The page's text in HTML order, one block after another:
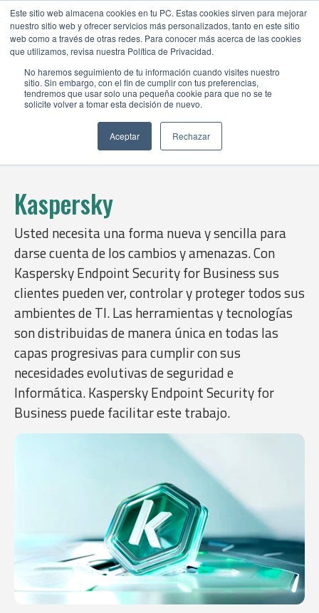
Este sitio web almacena cookies en tu PC. Estas cookies sirven para mejorar
nuestro sitio web y ofrecer servicios más personalizados, tanto en este sitio
web como a través de otras redes. Para conocer más acerca de las cookies
que utilizamos, revisa nuestra Política de Privacidad.
No haremos seguimiento de tu información cuando visites nuestro
sitio. Sin embargo, con el fin de cumplir con tus preferencias,
tendremos que usar solo una pequeña cookie para que no se te
solicite volver a tomar esta decisión de nuevo.
Aceptar Rechazar
Kaspersky
Usted necesita una forma nueva y sencilla para
darse cuenta de los cambios y amenazas. Con
Kaspersky Endpoint Security for Business sus
clientes pueden ver, controlar y proteger todos sus
ambientes de TI. Las herramientas y tecnologías
son distribuidas de manera única en todas las
capas progresivas para cumplir con sus
necesidades evolutivas de seguridad e
Informática. Kaspersky Endpoint Security for
Business puede facilitar este trabajo.